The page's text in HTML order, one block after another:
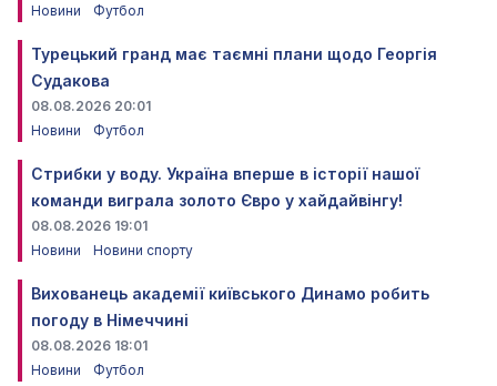
Новини
Футбол
Турецький гранд має таємні плани щодо Георгія
Судакова
08.08.2026 20:01
Новини
Футбол
Стрибки у воду. Україна вперше в історії нашої
команди виграла золото Євро у хайдайвінгу!
08.08.2026 19:01
Новини
Новини спорту
Вихованець академії київського Динамо робить
погоду в Німеччині
08.08.2026 18:01
Новини
Футбол